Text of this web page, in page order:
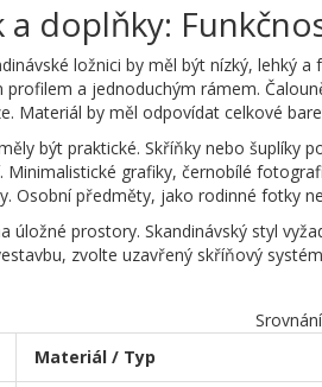
a doplňky:
ložnici by měl být nízký, lehký
profilem a jednoduchým rámem.
Materiál by měl odpovídat celkové
být praktické. Skříňky nebo šuplíky
Minimalistické grafiky, černobílé
Osobní předměty, jako rodinné fotky
úložné prostory. Skandinávský styl
zvolte uzavřený skříňový
Materiál / Typ